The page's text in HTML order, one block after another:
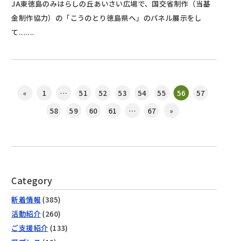
JA東徳島のみはらしの丘あいさい広場で、国交省制作（当基
金制作協力）の「こうのとり徳島県へ」のパネル展示をし
て.......
« 1 … 51 52 53 54 55 56
57
58
59 60 61 … 67 »
Category
新着情報 (385)
活動紹介 (260)
ご支援紹介 (133)